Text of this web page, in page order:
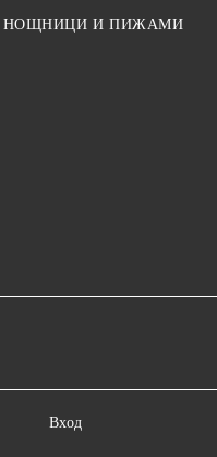
НОЩНИЦИ И ПИЖАМИ
Вход